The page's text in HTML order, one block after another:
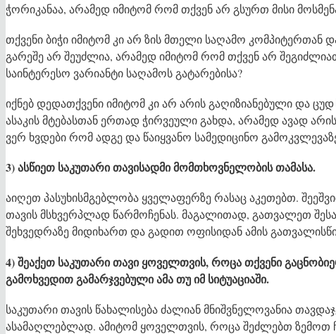
ჭორიკანაა, არამედ იმიტომ რომ თქვენ არ გსურთ მისი
თქვენი ბიჭი იმიტომ კი არ ზის მთელი საღამო
გარეშე არ შეუძლია, არამედ იმიტომ რომ თქვენ არ
საინტერესო ვარიანტი საღამოს გატარებისა?
იქნებ დედათქვენი იმიტომ კი არ არის გაღიზიანებული და
ასაკის მტებასთან ერთად ჭირვეული გახდა, არამედ ავად
ვერ ხვდები რომ ადგე და წაიყვანო სამედიცინო
3) ასწიეთ საკუთარი თავისადმი მომთხოვნელობის თამასა.
აიღეთ პასუხისმგებლობა ყველაფერზე რასაც აკეთებთ.
თავის მსხვერპლად წარმოჩენას. მაგალითად, გათვალეთ
შეხვედრაზე მიდიხართ და გადით ოფისიდან ამის
4) შეაქეთ საკუთარი თავი ყოველთვის, როცა თქვენი
გამოხვედით გამარჯვებული ამა თუ იმ სიტუაციაში.
საკუთარი თავის წახალისება ძალიან მნიშვნელოვანია
ასამაღლებლად. ამიტომ ყოველთვის, როცა შეძლებთ ზემოთ